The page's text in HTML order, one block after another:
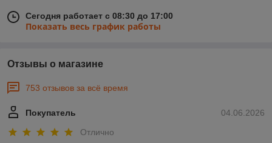
Сегодня работает с 08:30 до 17:00
Показать весь график работы
Отзывы о магазине
753 отзывов за всё время
04.06.2026
Покупатель
Отлично